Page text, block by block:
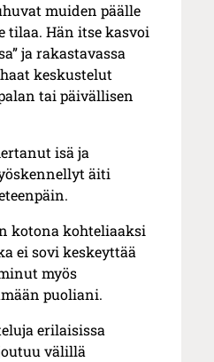
muiden päälle
tilaa. Hän itse kasvoi
ja rakastavassa
keskustelut
tai päivällisen
isä ja
äiti
kotona kohteliaaksi
ei sovi keskeyttää
myös
puoliani.
erilaisissa
välillä